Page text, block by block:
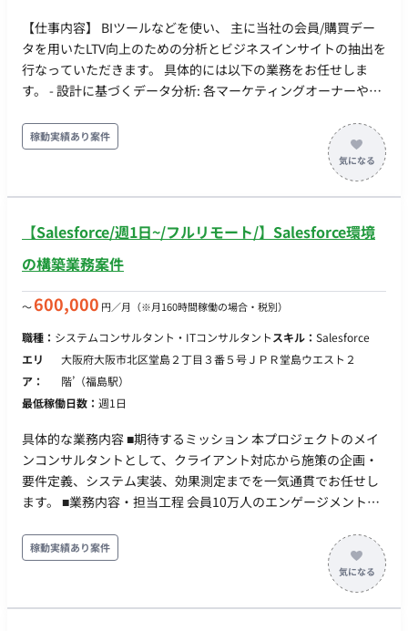
【仕事内容】 BIツールなどを使い、 主に当社の会員/購買デー
タを用いたLTV向上のための分析とビジネスインサイトの抽出を
行なっていただきます。 具体的には以下の業務をお任せしま
す。 - 設計に基づくデータ分析: 各マーケティングオーナーやア
ング: 数値化、グラフ化、傾向把握などのプロセスからビジネス
インサイトをまとめ、各ステークホルダーと連携。 - 戦略層へ
の提案を見据えた支援: 各オーナーが戦略層と重要な意思決定を
行うための情報・資料整理や説明支援。 - 各種データの可視性
性を保つ。 - 分析プロセスの型化: Tableauなど新たに導入され
る各ツールでの業務プロセスの改善点を見つけ、チーム内で
なサービスやPJを横断して、データ分析業務の支援。
稼動実績あり案件
【Salesforce/週1日~/フルリモート/】Salesforce環境
の構築業務案件
〜600,000 円／月 （※月160時間稼働の場合・税別）
職種： システムコンサルタント・ITコンサルタントスキル： Salesforce
エリ
ア：
大阪府大阪市北区堂島２丁目３番５号ＪＰＲ堂島ウエスト２
階’（福島駅）
最低稼働日数： 週1日
具体的な業務内容 ■期待するミッション 本プロジェクトのメイ
ンコンサルタントとして、クライアント対応から施策の企画・
要件定義、システム実装、効果測定までを一気通貫でお任せし
ます。 ■業務内容・担当工程 会員10万人のエンゲージメント状
基盤構築と現状の可視化（最初の半年） 既存環境の改修および
初期シナリオの構築。 10万人の会員のうち、現在デジタル接点
で有効にリーチできている層（アクティブ層）とそうでない層
の洗い出し。（例：「実はメールを見ているのは1万人
稼動実績あり案件